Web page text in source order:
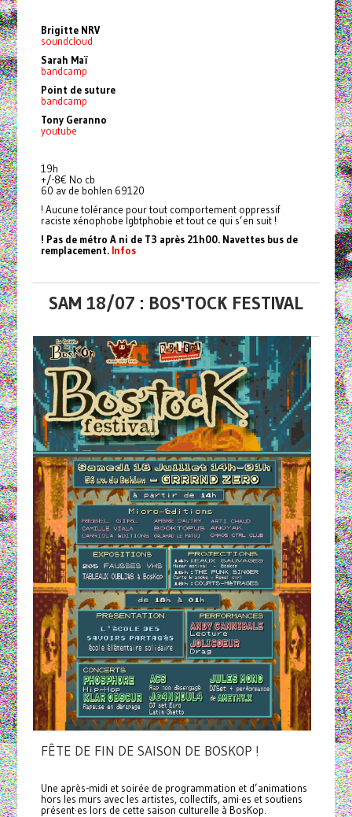
Brigitte NRV
soundcloud
Sarah Maï
bandcamp
Point de suture
bandcamp
Tony Geranno
youtube
19h
+/-8€ No cb
60 av de bohlen 69120
! Aucune tolérance pour tout comportement oppressif
raciste xénophobe lgbtphobie et tout ce qui s’en suit !
! Pas de métro A ni de T3 après 21h00. Navettes bus de
remplacement. Infos
SAM 18/07 : BOS'TOCK FESTIVAL
FÊTE DE FIN DE SAISON DE BOSKOP !
Une après-midi et soirée de programmation et d’animations
hors les murs avec les artistes, collectifs, ami·es et soutiens
présent·es lors de cette saison culturelle à BosKop.